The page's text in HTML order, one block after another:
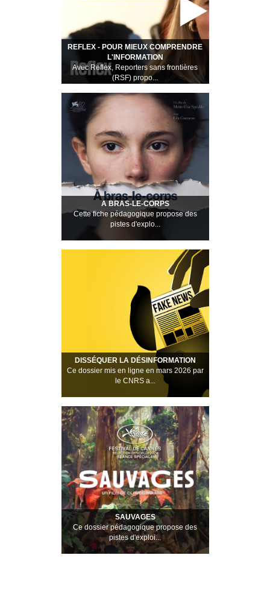
REFLEX - POUR MIEUX COMPRENDRE
L'INFORMATION
Avec Reflex, Reporters sans frontières
(RSF) propo...
A BRAS-LE-CORPS
Cette fiche pédagogique propose des
pistes d'explo...
DISSÉQUER LA DÉSINFORMATION
Ce dossier mis en ligne en mars 2026 par
le CNRS a...
SAUVAGES
Ce dossier pédagogique propose des
pistes d'exploi...